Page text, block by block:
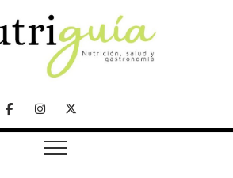
FacebookInstagram
Twitter
Telegram
(Desde
2002)